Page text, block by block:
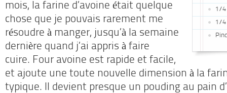
1/4
1/4
mois, la farine d’avoine était quelque
chose que je pouvais rarement me
résoudre à manger, jusqu’à la semaine
dernière quand j’ai appris à faire
cuire. Four avoine est rapide et facile,
et ajoute une toute nouvelle dimension à la
typique. Il devient presque un pouding au pain